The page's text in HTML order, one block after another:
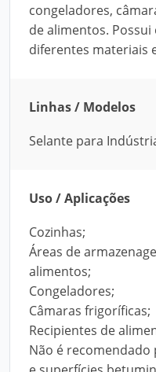
congeladores,
de alimentos.
diferentes materiais
Linhas / Modelos
Selante para
Uso / Aplicações
Cozinhas;
Áreas de
alimentos;
Congeladores;
Câmaras frigoríficas;
Recipientes de
Não é recomendado